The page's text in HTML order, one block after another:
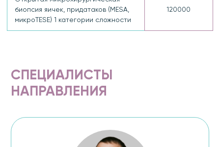
биопсия яичек, придатаков (MESA,
микроTESE) 1 категории сложности
120000
СПЕЦИАЛИСТЫ
НАПРАВЛЕНИЯ